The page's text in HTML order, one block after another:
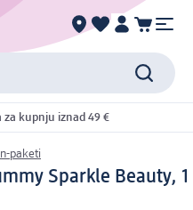
za kupnju iznad 49 €
paketi
Sparkle Beauty, 1